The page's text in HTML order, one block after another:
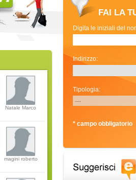
Natale Marco
magini roberto
FAI LA
Digita le iniziali del
Indirizzo:
Tipologia:
* campo obbligatorio